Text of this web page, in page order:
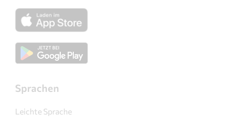
Sprachen
Leichte Sprache